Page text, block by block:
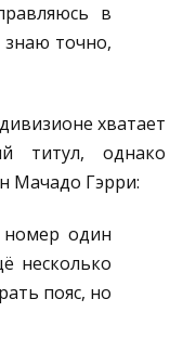
в
точно,
хватает
титул, однако
Мачадо Гэрри:
номер один
несколько
пояс, но